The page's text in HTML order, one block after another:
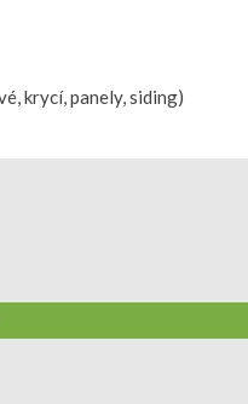
krycí, panely, siding)